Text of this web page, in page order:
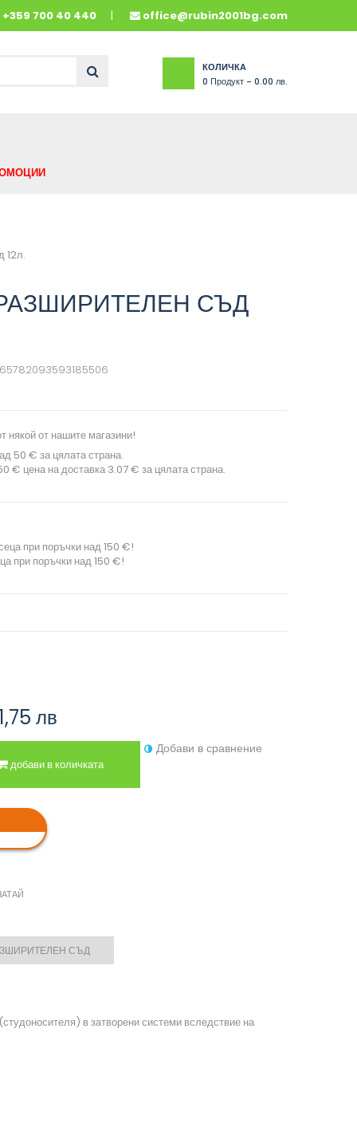
+359 700 40 440 office@rubin2001bg.com
КОЛИЧКА
0 Продукт - 0.00 лв.
12л.
СЪД
някой от нашите магазини!
50 € за цялата страна.
€ цена на доставка 3.07 € за цялата страна.
при поръчки над 150 €!
при поръчки над 150 €!
лв
добави в количката
Добави в сравнение
СЪД
в затворени системи вследствие на